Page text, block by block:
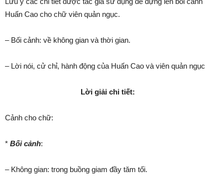
Huấn Cao cho chữ viên quản ngục.
– Bối cảnh: về không gian và thời gian.
– Lời nói, cử chỉ, hành động của Huấn Cao và viên quản ngục
Lời giải chi tiết:
Cảnh cho chữ:
* Bối cảnh:
– Không gian: trong buồng giam đầy tăm tối.